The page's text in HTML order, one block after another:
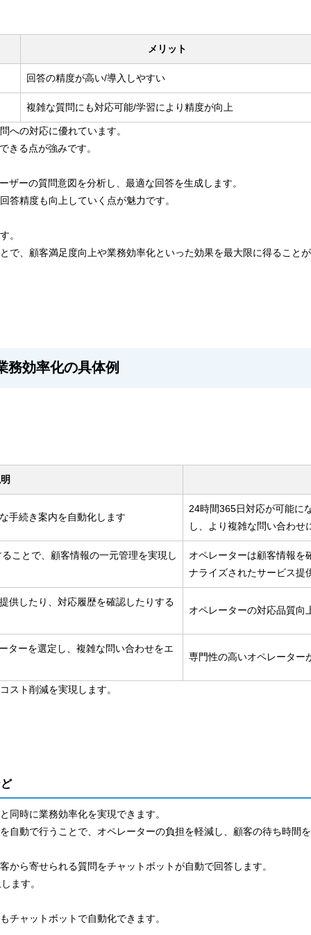
メリット
回答の精度が高い/導入しやすい
複雑な質問にも対応可能/学習により精度が向上
への対応に優れています。
きる点が強みです。
ーの質問意図を分析し、最適な回答を生成します。
答精度も向上していく点が魅力です。
。
で、顧客満足度向上や業務効率化といった効果を最大限に得ること
務効率化の具体例
手続き案内を自動化します
24時間365日対応が可能に
し、より複雑な問い合わせ
ことで、顧客情報の一元管理を実現し
オペレーターは顧客情報を
ナライズされたサービス提
供したり、対応履歴を確認したりする
オペレーターの対応品質向
ターを選定し、複雑な問い合わせをエ
専門性の高いオペレーター
スト削減を実現します。
同時に業務効率化を実現できます。
自動で行うことで、オペレーターの負担を軽減し、顧客の待ち時間
ら寄せられる質問をチャットボットが自動で回答します。
ます。
チャットボットで自動化できます。